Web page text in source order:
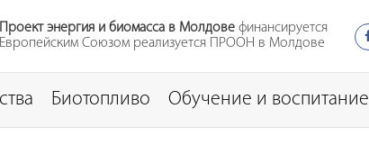
Проект энергия и биомасса в Молдове финансируется
Европейским Союзом реализуется ПРООН в Молдове
Биотопливо Обучение и воспитание